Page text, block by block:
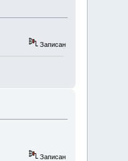
Записан
Записан